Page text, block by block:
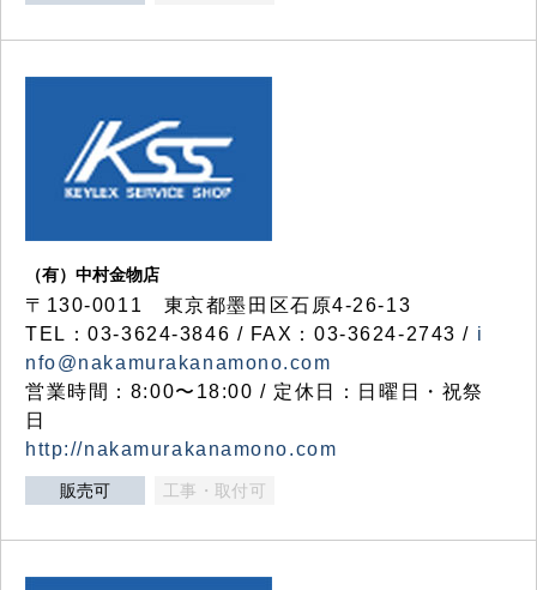
（有）中村金物店
〒130-0011 東京都墨田区石原4-26-13
TEL：03-3624-3846 / FAX：03-3624-2743 / i
nfo@nakamurakanamono.com
営業時間：8:00〜18:00 / 定休日：日曜日・祝祭
日
http://nakamurakanamono.com
販売可 工事・取付可